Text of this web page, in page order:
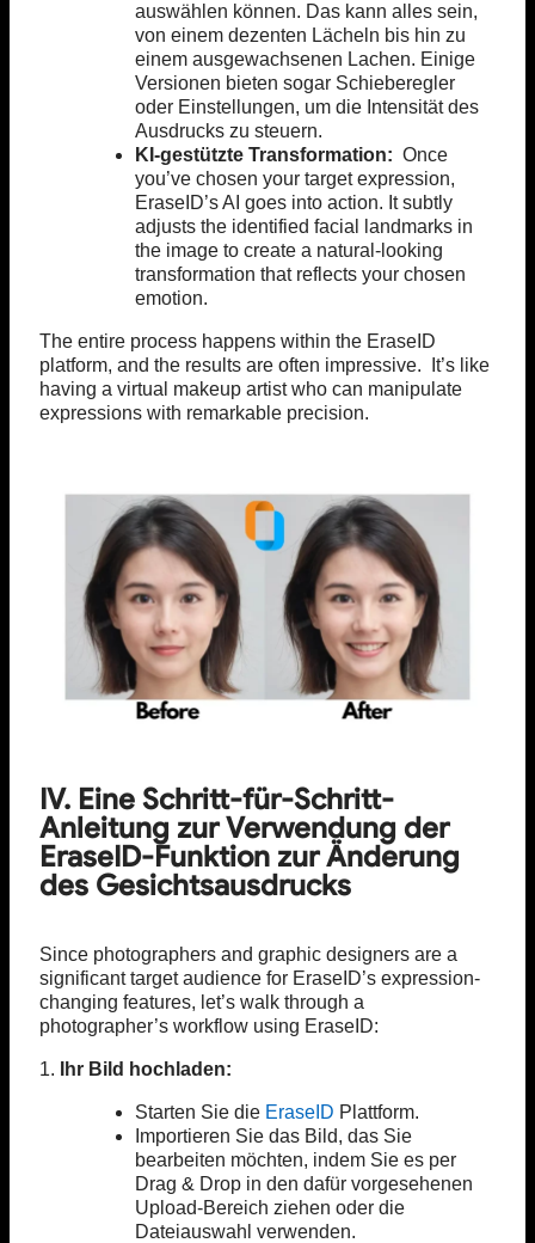
auswählen können. Das kann alles sein,
von einem dezenten Lächeln bis hin zu
einem ausgewachsenen Lachen. Einige
Versionen bieten sogar Schieberegler
oder Einstellungen, um die Intensität des
Ausdrucks zu steuern.
KI-gestützte Transformation: Once
you’ve chosen your target expression,
EraseID’s AI goes into action. It subtly
adjusts the identified facial landmarks in
the image to create a natural-looking
transformation that reflects your chosen
emotion.
The entire process happens within the EraseID
platform, and the results are often impressive. It’s like
having a virtual makeup artist who can manipulate
expressions with remarkable precision.
IV. Eine Schritt-für-Schritt-
Anleitung zur Verwendung der
EraseID-Funktion zur Änderung
des Gesichtsausdrucks
Since photographers and graphic designers are a
significant target audience for EraseID’s expression-
changing features, let’s walk through a
photographer’s workflow using EraseID:
1. Ihr Bild hochladen:
Starten Sie die EraseID Plattform.
Importieren Sie das Bild, das Sie
bearbeiten möchten, indem Sie es per
Drag & Drop in den dafür vorgesehenen
Upload-Bereich ziehen oder die
Dateiauswahl verwenden.